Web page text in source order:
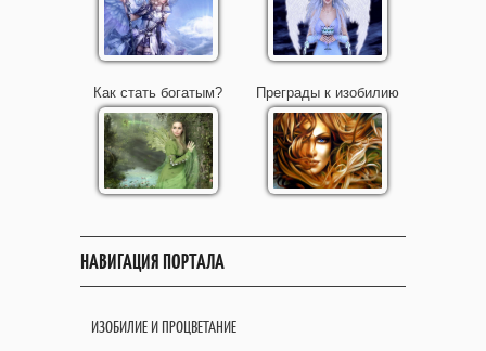
Как стать богатым? Преграды к изобилию
НАВИГАЦИЯ ПОРТАЛА
ИЗОБИЛИЕ И ПРОЦВЕТАНИЕ